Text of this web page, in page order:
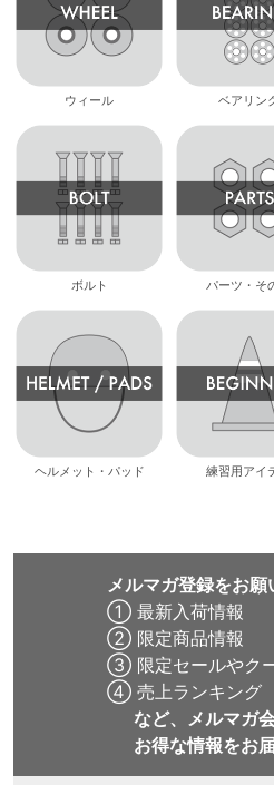
ウィール ベアリン
ボルト パーツ・そ
ヘルメット・パッド 練習用アイ
メルマガ登録をお願
① 最新入荷情報
② 限定商品情報
③ 限定セールやク
④ 売上ランキング
など、メルマガ
お得な情報をお